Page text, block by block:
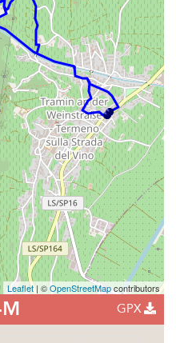
Leaflet| ©OpenStreetMapcontributors
GPX